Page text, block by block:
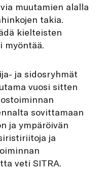
muutamien alalla
takia.
kielteisten
myöntää.
ja sidosryhmät
vuosi sitten
sovittamaan
ja ympäröivän
ja
veti SITRA.